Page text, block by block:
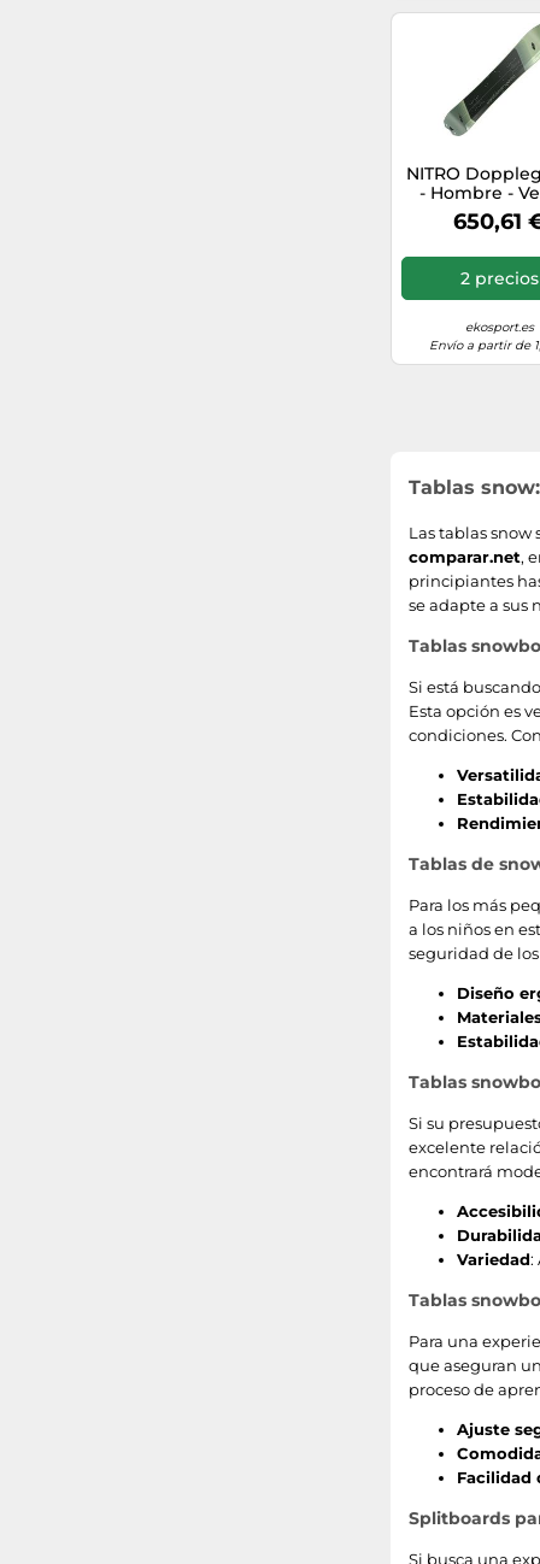
NITRO
- Hombre -
talla 156-650,61
2 precios
ekosport.es
Envío a partir de
Tablas
Las tablas
comparar.net,
principiantes
se adapte a sus
Tablas
Si está
Esta opción es
condiciones.
Tablas de
Para los más
a los niños en
seguridad de
Diseño
Tablas
Si su
excelente
encontrará
Variedad:
Tablas
Para una
que aseguran
proceso de
Ajuste
Facilidad
Splitboards
Si busca una